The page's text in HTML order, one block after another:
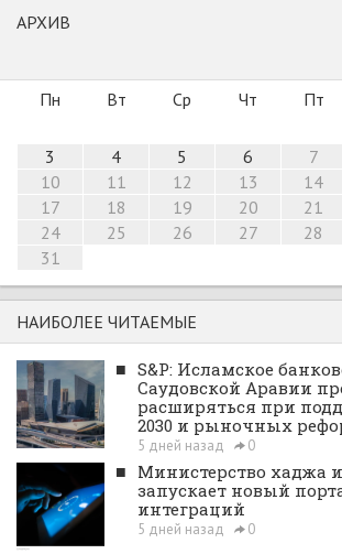
АРХИВ
Пн Вт Ср Чт Пт
3
4 5 6 7
10
11 12 13 14
17
18 19 20 21
24
25 26 27 28
31
НАИБОЛЕЕ ЧИТАЕМЫЕ
■ S&P: Исламское
Саудовской Аравии
расширяться при
2030 и рыночных
5 дней назад 0
■ Министерство хаджа
запускает новый
интеграций
5 дней назад 0